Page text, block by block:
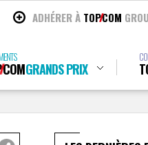
ADHÉRER À TOPCOM
COMGRANDS PRIX